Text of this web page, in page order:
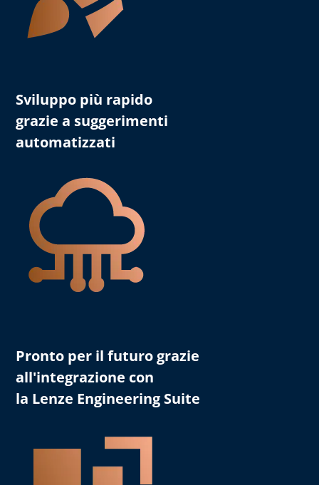
Sviluppo più rapido
grazie a suggerimenti
automatizzati
Pronto per il futuro grazie
all'integrazione con
la Lenze Engineering Suite